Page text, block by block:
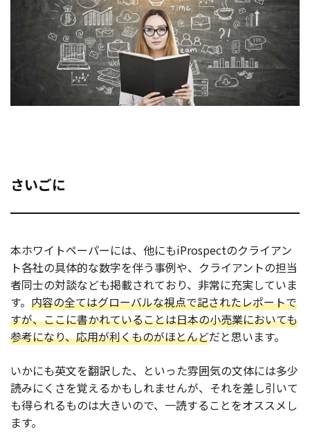
さいごに
本ホワイトペーパーには、他にもiProspectのクライアン
ト各社の具体的な数字を伴う事例や、クライアントの担当
者同士の対談なども掲載されており、非常に充実していま
す。 内容の全てはグローバルな視点で記されたレポートで
すが、ここに書かれていることは日本の小売業においても
参考になり、応用が利くものがほとんどだと思います。
いかにも英文を翻訳した、といった雰囲気の文体には多少
読みにくさを覚えるかもしれませんが、それを差し引いて
も得られるものは大きいので、一読することをオススメし
ます。